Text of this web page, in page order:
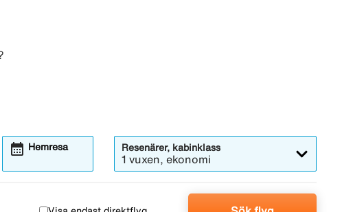
Hemresa
calendar_month Resenärer, kabinklass
1 vuxen, ekonomi